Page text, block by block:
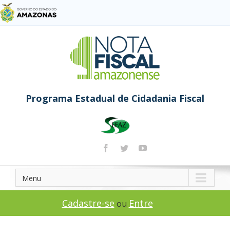
Programa Estadual de Cidadania Fiscal
Menu
Cadastre-se ou Entre